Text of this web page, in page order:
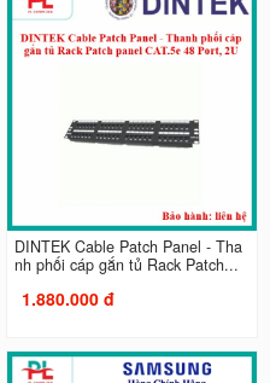
DINTEK Cable Patch Panel - Tha
nh phối cáp gắn tủ Rack Patch...
1.880.000 đ